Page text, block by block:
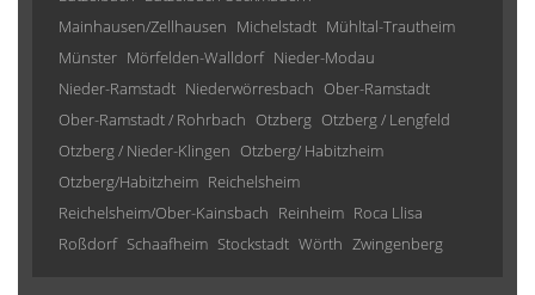
Mainhausen/Zellhausen Michelstadt Mühltal-Trautheim
Münster Mörfelden-Walldorf Nieder-Modau
Nieder-Ramstadt Niederwörresbach Ober-Ramstadt
Ober-Ramstadt / Rohrbach Otzberg Otzberg / Lengfeld
Otzberg / Nieder-Klingen Otzberg/ Habitzheim
Otzberg/Habitzheim Reichelsheim
Reichelsheim/Ober-Kainsbach Reinheim Roca Llisa
Roßdorf Schaafheim Stockstadt Wörth Zwingenberg